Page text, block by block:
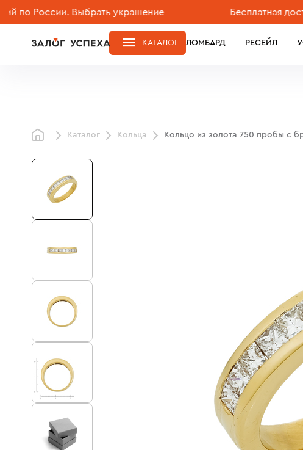
России. Выбрать украшение Бесплатная
ЛОМБАРД РЕСЕЙЛ
КАТАЛОГ
Каталог Кольца Кольцо из золота 750 пробы с